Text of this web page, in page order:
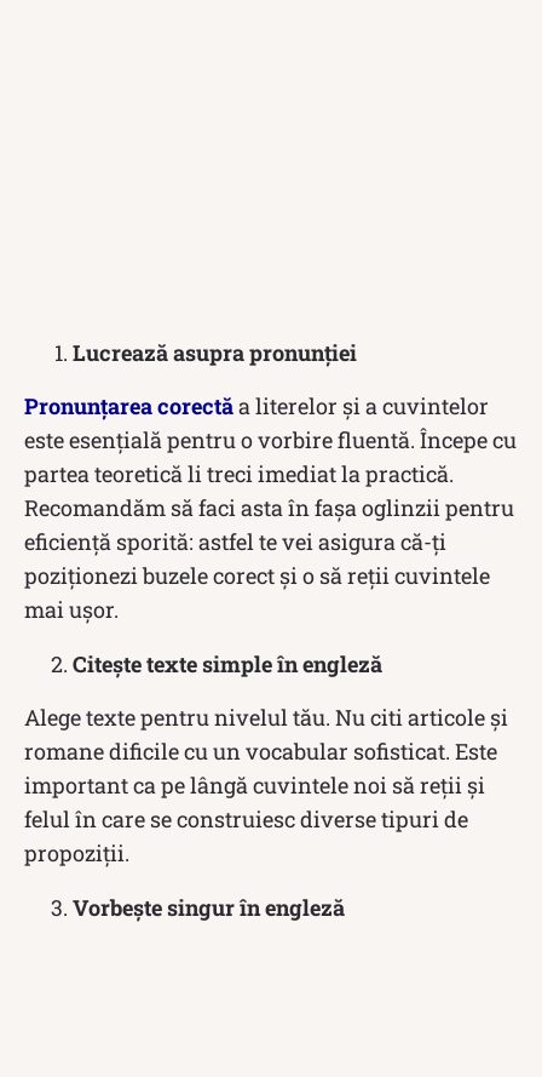
Lucrează asupra pronunției
Pronunțarea corectăa literelor și a cuvintelor
este esențială pentru o vorbire fluentă. Începe cu
partea teoretică li treci imediat la practică.
Recomandăm să faci asta în fașa oglinzii pentru
eficiență sporită: astfel te vei asigura că-ți
poziționezi buzele corect și o să reții cuvintele
mai ușor.
Citește texte simple în engleză
Alege texte pentru nivelul tău. Nu citi articole și
romane dificile cu un vocabular sofisticat. Este
important ca pe lângă cuvintele noi să reții și
felul în care se construiesc diverse tipuri de
propoziții.
Vorbește singur în engleză